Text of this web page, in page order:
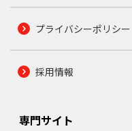
プライバシーポリシー
採用情報
専門サイト